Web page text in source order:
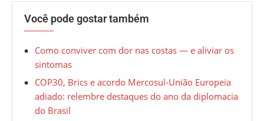
Você pode gostar também
Como conviver com dor nas costas — e aliviar os
sintomas
COP30, Brics e acordo Mercosul-União Europeia
adiado: relembre destaques do ano da diplomacia
do Brasil